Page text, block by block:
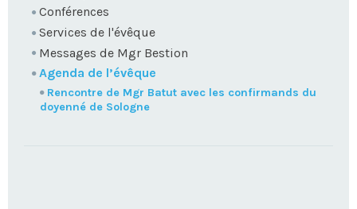
Conférences
Services de l'évêque
Messages de Mgr Bestion
Agenda de l’évêque
Rencontre de Mgr Batut avec les confirmands du
doyenné de Sologne